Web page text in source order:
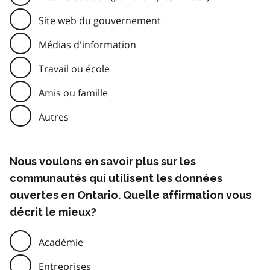
Site web du gouvernement
Médias d'information
Travail ou école
Amis ou famille
Autres
Nous voulons en savoir plus sur les
communautés qui utilisent les données
ouvertes en Ontario. Quelle affirmation vous
décrit le mieux?
Académie
Entreprises